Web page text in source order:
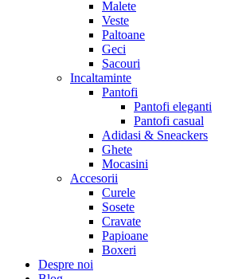
Malete
Veste
Paltoane
Geci
Sacouri
Incaltaminte
Pantofi
Pantofi eleganti
Pantofi casual
Adidasi & Sneackers
Ghete
Mocasini
Accesorii
Curele
Sosete
Cravate
Papioane
Boxeri
Despre noi